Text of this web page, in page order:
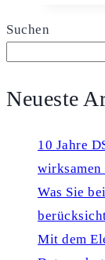
Suchen
Neueste
10 Jahre
wirksamen
Was Sie
Mit dem